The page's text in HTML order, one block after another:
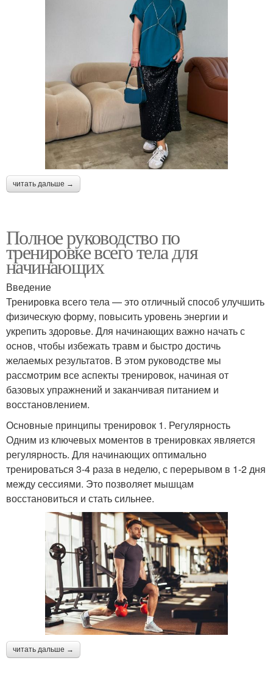
читать дальше →
Полное руководство по
тренировке всего тела для
начинающих
Введение
Тренировка всего тела — это отличный способ улучшить
физическую форму, повысить уровень энергии и
укрепить здоровье. Для начинающих важно начать с
основ, чтобы избежать травм и быстро достичь
желаемых результатов. В этом руководстве мы
рассмотрим все аспекты тренировок, начиная от
базовых упражнений и заканчивая питанием и
восстановлением.
Основные принципы тренировок 1. Регулярность
Одним из ключевых моментов в тренировках является
регулярность. Для начинающих оптимально
тренироваться 3-4 раза в неделю, с перерывом в 1-2 дня
между сессиями. Это позволяет мышцам
восстановиться и стать сильнее.
читать дальше →